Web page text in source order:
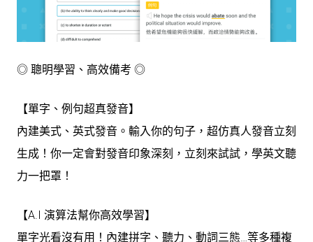
◎ 聰明學習、高效備考 ◎
【單字、例句超真發音】
內建美式、英式發音。輸入你的句子，超仿真人發音立刻
生成！你一定會對發音印象深刻，立刻來試試，學英文聽
力一把罩！
【A.I 演算法幫你高效學習】
單字光看沒有用！內建拼字、聽力、動詞三態…等多種複